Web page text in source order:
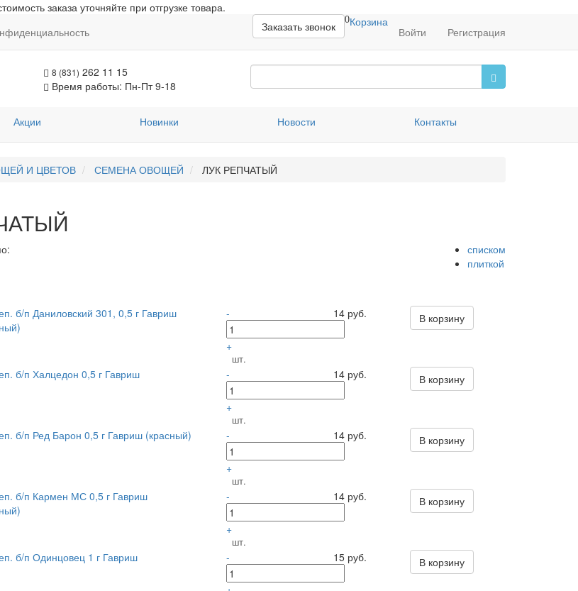
заказа уточняйте при отгрузке товара.
0Корзина
Войти Регистрация
Заказать звонок
8 (831) 262 11 15
Время работы: Пн-Пт 9-18
Акции Новинки Новости Контакты
И ЦВЕТОВ СЕМЕНА ОВОЩЕЙ ЛУК РЕПЧАТЫЙ
списком
плиткой
б/п Даниловский 301, 0,5 г Гавриш
-
+
шт.
14 руб. В корзину
б/п Халцедон 0,5 г Гавриш -
+
шт.
14 руб. В корзину
б/п Ред Барон 0,5 г Гавриш (красный) -
+
шт.
14 руб. В корзину
б/п Кармен МС 0,5 г Гавриш
-
+
шт.
14 руб. В корзину
б/п Одинцовец 1 г Гавриш - 15 руб. В корзину